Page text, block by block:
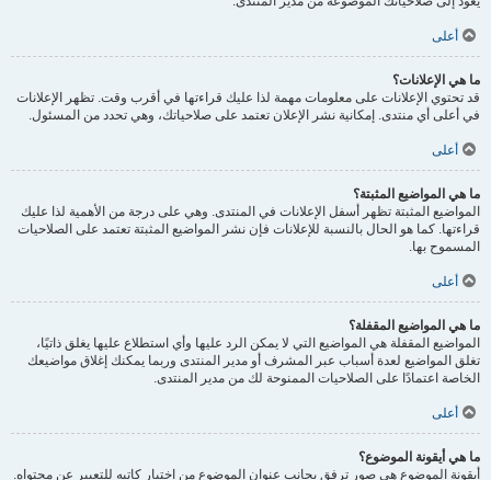
أعلى
ما هي الإعلانات؟
قد تحتوي الإعلانات على معلومات مهمة لذا عليك قراءتها في أقرب وقت. تظهر الإعلانات
في أعلى أي منتدى. إمكانية نشر الإعلان تعتمد على صلاحياتك، وهي تحدد من المسئول.
أعلى
ما هي المواضيع المثبتة؟
المواضيع المثبتة تظهر أسفل الإعلانات في المنتدى. وهي على درجة من الأهمية لذا عليك
قراءتها. كما هو الحال بالنسبة للإعلانات فإن نشر المواضيع المثبتة تعتمد على الصلاحيات
المسموح بها.
أعلى
ما هي المواضيع المقفلة؟
المواضيع المقفلة هي المواضيع التي لا يمكن الرد عليها وأي استطلاع عليها يغلق ذاتيًا،
تغلق المواضيع لعدة أسباب عبر المشرف أو مدير المنتدى وربما يمكنك إغلاق مواضيعك
الخاصة اعتمادًا على الصلاحيات الممنوحة لك من مدير المنتدى.
أعلى
ما هي أيقونة الموضوع؟
أيقونة الموضوع هي صور ترفق بجانب عنوان الموضوع من اختيار كاتبه للتعبير عن محتواه.